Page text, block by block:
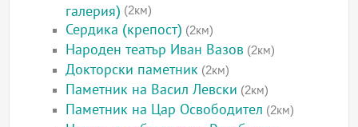
галерия) (2км)
Сердика (крепост) (2км)
Народен театър Иван Вазов (2км)
Докторски паметник (2км)
Паметник на Васил Левски (2км)
Паметник на Цар Освободител (2км)